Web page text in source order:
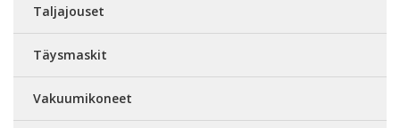
Taljajouset
Täysmaskit
Vakuumikoneet